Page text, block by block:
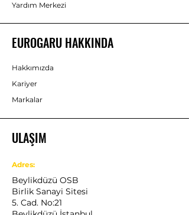
Yardım Merkezi
EUROGARU HAKKINDA
Hakkımızda
Kariyer
Markalar
ULAŞIM
Adres:
Beylikdüzü OSB
Birlik Sanayi Sitesi
5. Cad. No:21